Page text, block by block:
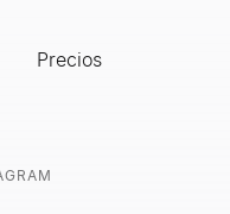
Precios